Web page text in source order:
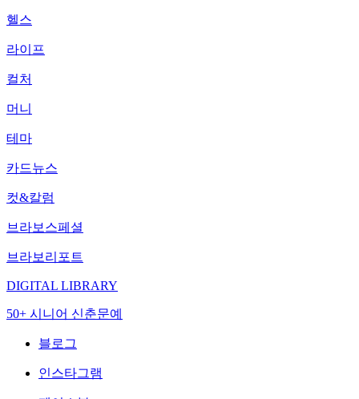
헬스
라이프
컬처
머니
테마
카드뉴스
컷&칼럼
브라보스페셜
브라보리포트
DIGITAL LIBRARY
50+ 시니어 신춘문예
블로그
인스타그램